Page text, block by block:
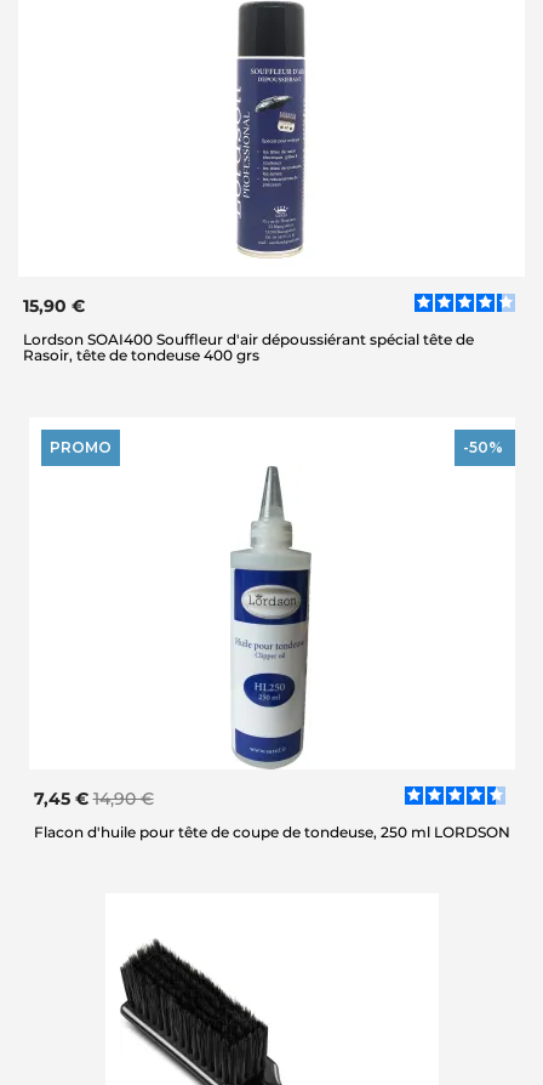
15,90 €
Lordson SOAI400 Souffleur d'air dépoussiérant spécial tête de
Rasoir, tête de tondeuse 400 grs
PROMO -50%
7,45 €14,90 €
Flacon d'huile pour tête de coupe de tondeuse, 250 ml LORDSON